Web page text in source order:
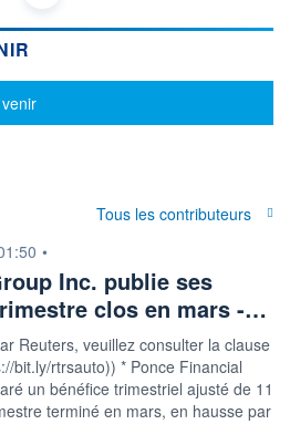
CLÔTURE VEILLE
20,1500
+ BAS
19,8850
Tous les contributeurs
•
Inc. publie ses
clos en mars -…
Reuters, veuillez consulter la clause
bit.ly/rtrsauto)) * Ponce Financial
un bénéfice trimestriel ajusté de 11
terminé en mars, en hausse par